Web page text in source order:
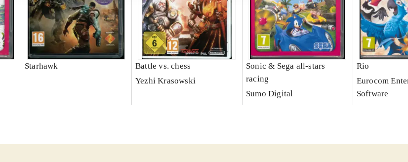
Starhawk
Battle vs. chess
Yezhi Krasowski
Sonic & Sega all-stars
racing
Sumo Digital
Rio
Eurocom
Software